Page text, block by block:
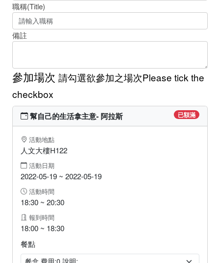
職稱(Title)
備註
參加場次 請勾選欲參加之場次Please tick the
checkbox
幫自己的生活拿主意- 阿拉斯 已額滿
活動地點
人文大樓H122
活動日期
2022-05-19 ~ 2022-05-19
活動時間
18:30 ~ 20:30
報到時間
18:00 ~ 18:30
餐點